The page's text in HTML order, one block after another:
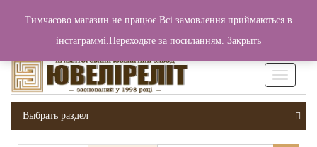
Вход / Регистрация 0 грн.
Выбрать раздел
Тимчасово магазин не працює.Всі замовлення приймаються в
інстаграммі.Переходьте за посиланням. Закрыть